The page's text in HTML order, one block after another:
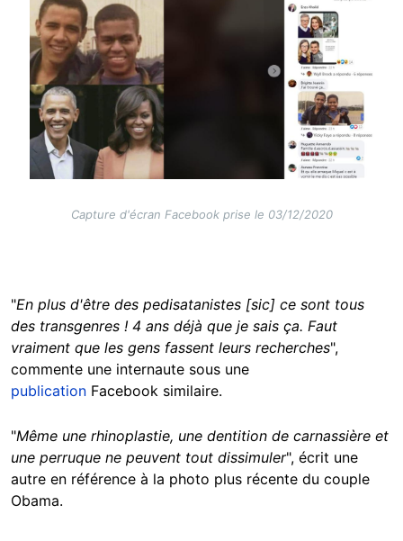
Capture d'écran Facebook prise le 03/12/2020
"En plus d'être des pedisatanistes [sic] ce sont tous
des transgenres ! 4 ans déjà que je sais ça. Faut
vraiment que les gens fassent leurs recherches",
commente une internaute sous une
publication Facebook similaire.
"Même une rhinoplastie, une dentition de carnassière et
une perruque ne peuvent tout dissimuler", écrit une
autre en référence à la photo plus récente du couple
Obama.